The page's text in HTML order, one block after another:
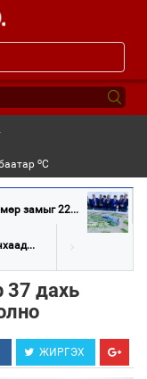
oC
замыг 22...
37 дахь
ЖИРГЭХ